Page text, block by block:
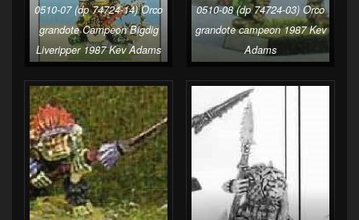
0510-07 (dp 74724-14) Orco
grandote Campeon Bigdig
Liveripper 1987 Kev Adams
0510-08 (dp 74724-03) Orco
grandote campeon 1987 Kev
Adams